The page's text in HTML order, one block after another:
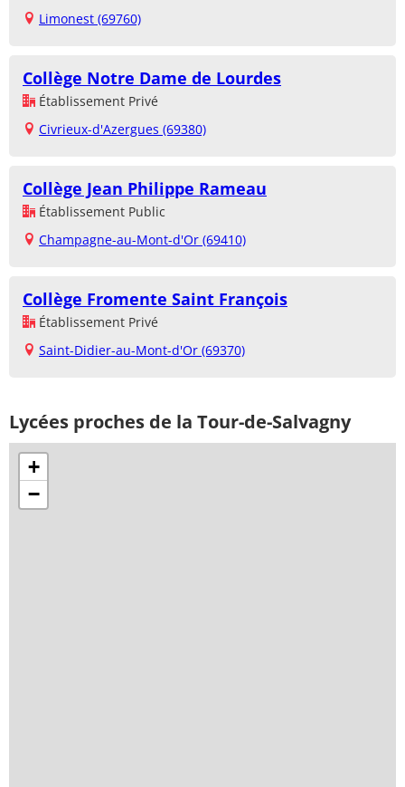
Limonest (69760)
Collège Notre Dame de Lourdes
Établissement Privé
Civrieux-d'Azergues (69380)
Collège Jean Philippe Rameau
Établissement Public
Champagne-au-Mont-d'Or (69410)
Collège Fromente Saint François
Établissement Privé
Saint-Didier-au-Mont-d'Or (69370)
Lycées proches de la Tour-de-Salvagny
+
−